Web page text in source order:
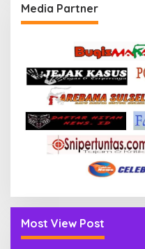
Media Partner
Most View Post